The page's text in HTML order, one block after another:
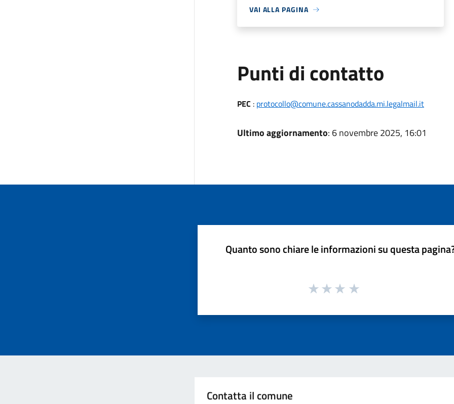
VAI ALLA PAGINA
Punti di contatto
PEC : protocollo@comune.cassanodadda.mi.legalmail.it
Ultimo aggiornamento: 6 novembre 2025, 16:01
Quanto sono chiare le informazioni su questa
Contatta il comune